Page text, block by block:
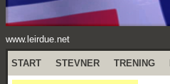
www.leirdue.net
START STEVNER TRENING